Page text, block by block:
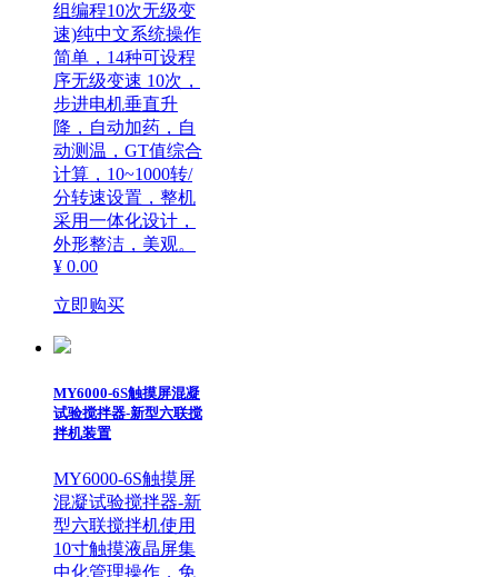
组编程10次无级变
速)纯中文系统操作
简单，14种可设程
序无级变速 10次，
步进电机垂直升
降，自动加药，自
动测温，GT值综合
计算，10~1000转/
分转速设置，整机
采用一体化设计，
外形整洁，美观。
¥ 0.00
立即购买
MY6000-6S触摸屏混凝
试验搅拌器-新型六联搅
拌机装置
MY6000-6S触摸屏
混凝试验搅拌器-新
型六联搅拌机使用
10寸触摸液晶屏集
中化管理操作，免